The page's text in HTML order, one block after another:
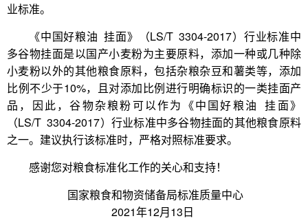
业标准。
《中国好粮油 挂面》（LS/T 3304-2017）行业标准中
多谷物挂面是以国产小麦粉为主要原料，添加一种或几种除
小麦粉以外的其他粮食原料，包括杂粮杂豆和薯类等，添加
比例不少于10%，且对添加比例进行明确标识的一类挂面产
品，因此，谷物杂粮粉可以作为《中国好粮油 挂面》
（LS/T 3304-2017）行业标准中多谷物挂面的其他粮食原料
之一。建议执行该标准时，严格对照标准要求。
感谢您对粮食标准化工作的关心和支持！
国家粮食和物资储备局标准质量中心
2021年12月13日